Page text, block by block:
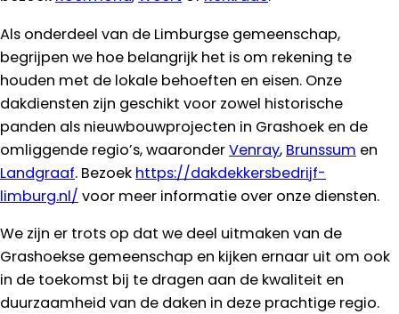
Als onderdeel van de Limburgse gemeenschap,
begrijpen we hoe belangrijk het is om rekening te
houden met de lokale behoeften en eisen. Onze
dakdiensten zijn geschikt voor zowel historische
panden als nieuwbouwprojecten in Grashoek en de
omliggende regio’s, waaronderVenray, Brunssum en
Landgraaf. Bezoek https://dakdekkersbedrijf-
limburg.nl/ voor meer informatie over onze diensten.
We zijn er trots op dat we deel uitmaken van de
Grashoekse gemeenschap en kijken ernaar uit om ook
in de toekomst bij te dragen aan de kwaliteit en
duurzaamheid van de daken in deze prachtige regio.